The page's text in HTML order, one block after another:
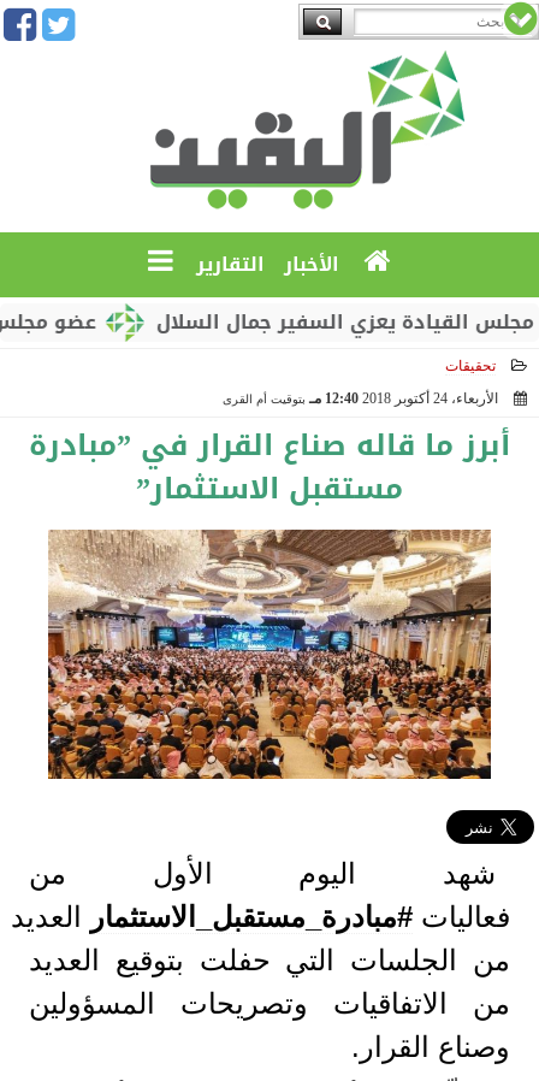
الأخبار التقارير
عضو مجلس
يعزي السفير جمال السلال
تحقيقات
الأربعاء، 24 أكتوبر 2018
12:40 مـ بتوقيت أم القرى
2018-10-24 12:40:55
أبرز ما قاله صناع القرار في ”مبادرة
مستقبل الاستثمار”
شهد اليوم الأول من
فعاليات #مبادرة_مستقبل_الاستثمار
العديد
من الجلسات التي حفلت بتوقيع العديد
من الاتفاقيات وتصريحات المسؤولين
وصناع القرار.